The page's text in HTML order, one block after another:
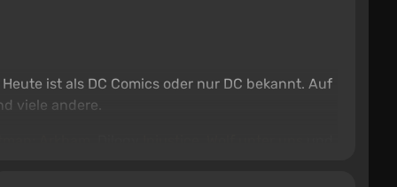
ist als DC Comics oder nur DC bekannt. Auf
viele andere.